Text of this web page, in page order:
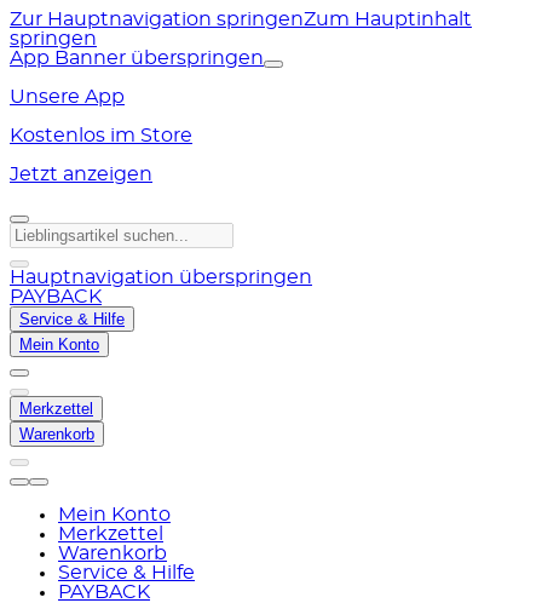
Zur Hauptnavigation springenZum Hauptinhalt
springen
App Banner überspringen
Unsere App
Kostenlos im Store
Jetzt anzeigen
Hauptnavigation überspringen
PAYBACK
Service & Hilfe
Mein Konto
Merkzettel
Warenkorb
Mein Konto
Merkzettel
Warenkorb
Service & Hilfe
PAYBACK